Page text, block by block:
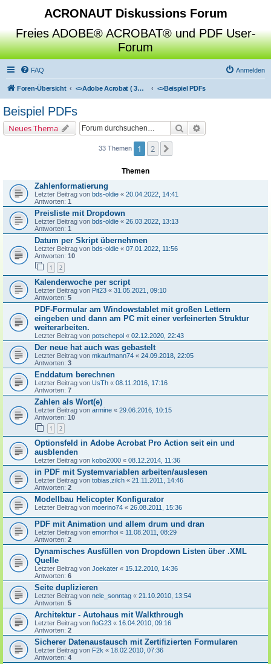
ACRONAUT Diskussions Forum
Freies ADOBE® ACROBAT® und PDF User-
Forum
FAQ Anmelden
Foren-Übersicht <>Adobe Acrobat ( 3D / Professional / Standard / Reader / Distiller ) <>Beispiel PDFs
Beispiel PDFs
Neues Thema Suche
33 Themen 1 2
Themen
Zahlenformatierung
Letzter Beitrag von bds-oldie « 20.04.2022, 14:41
Antworten: 1
Preisliste mit Dropdown
Letzter Beitrag von bds-oldie « 26.03.2022, 13:13
Antworten: 1
Datum per Skript übernehmen
Letzter Beitrag von bds-oldie « 07.01.2022, 11:56
Antworten: 10
1 2
Kalenderwoche per script
Letzter Beitrag von Pit23 « 31.05.2021, 09:10
Antworten: 5
PDF-Formular am Windowstablet mit großen Lettern
eingeben und dann am PC mit einer verfeinerten Struktur
weiterarbeiten.
Letzter Beitrag von potschepol « 02.12.2020, 22:43
Der neue hat auch was gebastelt
Letzter Beitrag von mkaufmann74 « 24.09.2018, 22:05
Antworten: 3
Enddatum berechnen
Letzter Beitrag von UsTh « 08.11.2016, 17:16
Antworten: 7
Zahlen als Wort(e)
Letzter Beitrag von armine « 29.06.2016, 10:15
Antworten: 10
1 2
Optionsfeld in Adobe Acrobat Pro Action seit ein und
ausblenden
Letzter Beitrag von kobo2000 « 08.12.2014, 11:36
in PDF mit Systemvariablen arbeiten/auslesen
Letzter Beitrag von tobias.zilch « 21.11.2011, 14:46
Antworten: 2
Modellbau Helicopter Konfigurator
Letzter Beitrag von moerino74 « 26.08.2011, 15:36
PDF mit Animation und allem drum und dran
Letzter Beitrag von emorrhoi « 11.08.2011, 08:29
Antworten: 2
Dynamisches Ausfüllen von Dropdown Listen über .XML
Quelle
Letzter Beitrag von Joekater « 15.12.2010, 14:36
Antworten: 6
Seite duplizieren
Letzter Beitrag von nele_sonntag « 21.10.2010, 13:54
Antworten: 5
Architektur - Autohaus mit Walkthrough
Letzter Beitrag von floG23 « 16.04.2010, 09:16
Antworten: 2
Sicherer Datenaustausch mit Zertifizierten Formularen
Letzter Beitrag von F2k « 18.02.2010, 07:36
Antworten: 4